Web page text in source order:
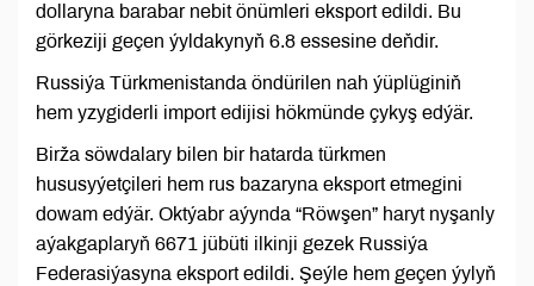
dollaryna barabar nebit önümleri eksport edildi. Bu
görkeziji geçen ýyldakynyň 6.8 essesine deňdir.
Russiýa Türkmenistanda öndürilen nah ýüplüginiň
hem yzygiderli import edijisi hökmünde çykyş edýär.
Birža söwdalary bilen bir hatarda türkmen
hususyýetçileri hem rus bazaryna eksport etmegini
dowam edýär. Oktýabr aýynda “Röwşen” haryt nyşanly
aýakgaplaryň 6671 jübüti ilkinji gezek Russiýa
Federasiýasyna eksport edildi. Şeýle hem geçen ýylyň